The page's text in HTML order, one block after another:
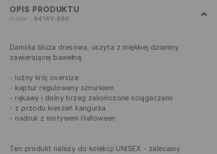
OPIS PRODUKTU
Index 9414Y-99X
Damska bluza dresowa, uszyta z miękkiej dzianiny
zawierającej bawełnę.
luźny krój oversize
kaptur regulowany sznurkiem
rękawy i dolny brzeg zakończone ściągaczami
z przodu kieszeń kangurka
nadruk z motywem Halloween
Ten produkt należy do kolekcji UNISEX - zalecamy